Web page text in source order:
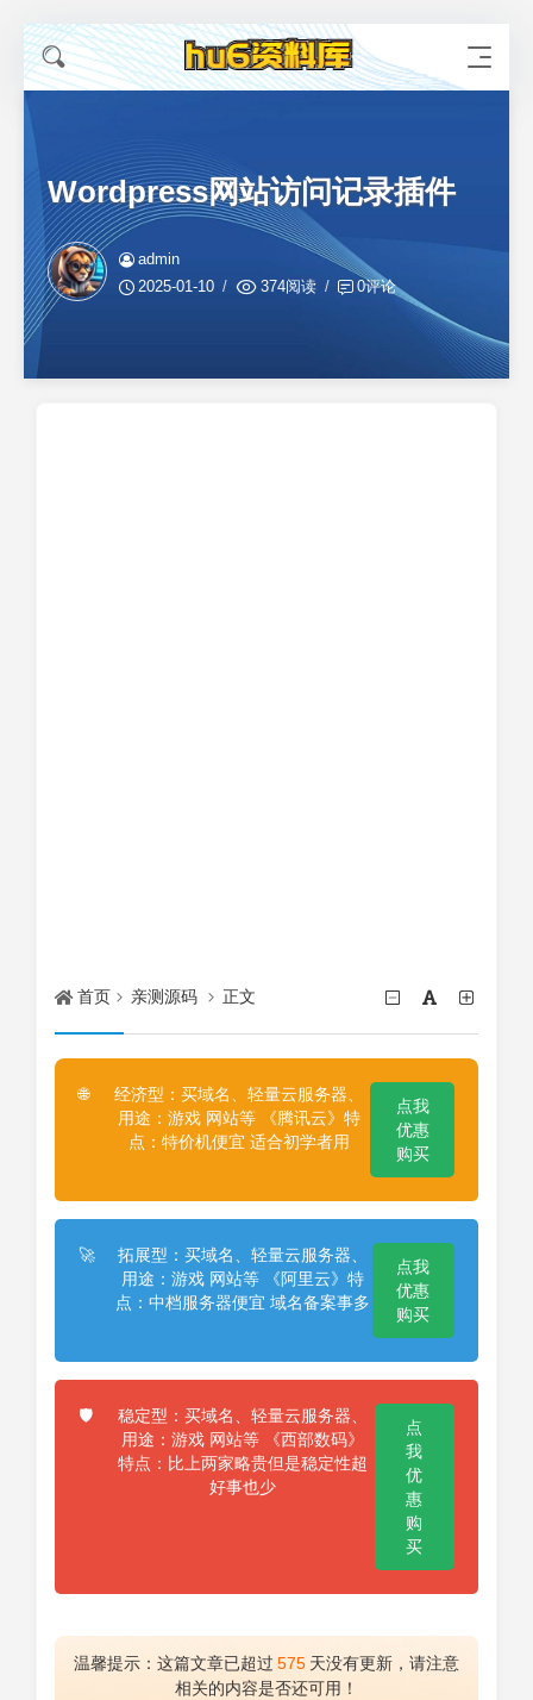
Wordpress网站访问记录插件
admin
2025-01-10
374阅读 0评论
首页 亲测源码 正文
🌐
经济型：买域名、轻量云服务器、
用途：游戏 网站等 《腾讯云》特
点：特价机便宜 适合初学者用
点我
优惠
购买
🚀
拓展型：买域名、轻量云服务器、
用途：游戏 网站等 《阿里云》特
点：中档服务器便宜 域名备案事多
点我
优惠
购买
🛡️
稳定型：买域名、轻量云服务器、
用途：游戏 网站等 《西部数码》
特点：比上两家略贵但是稳定性超
好事也少
点
我
优
惠
购
买
温馨提示：这篇文章已超过 575 天没有更新，请注意
相关的内容是否还可用！